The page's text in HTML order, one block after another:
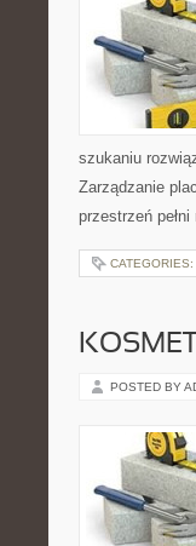
szukaniu
Zarządzanie
przestrzeń
CATEGORIES:
POSTED BY